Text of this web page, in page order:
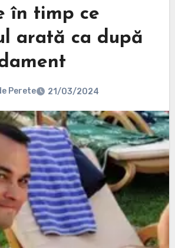
în timp ce
arată ca după
Perete 21/03/2024